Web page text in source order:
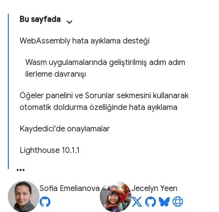
Bu sayfada
WebAssembly hata ayıklama desteği
Wasm uygulamalarında geliştirilmiş adım adım
ilerleme davranışı
Öğeler panelini ve Sorunlar sekmesini kullanarak
otomatik doldurma özelliğinde hata ayıklama
Kaydedici'de onaylamalar
Lighthouse 10.1.1
Sofia Emelianova Jecelyn Yeen